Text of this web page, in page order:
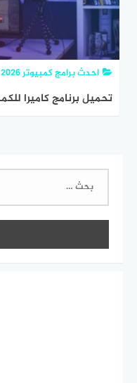
احدث برامج كمبيوتر 2026
البحث